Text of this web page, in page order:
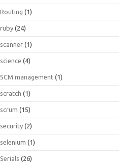
Routing (1)
ruby (24)
scanner (1)
science (4)
SCM management (1)
scratch (1)
scrum (15)
security (2)
selenium (1)
Serials (26)